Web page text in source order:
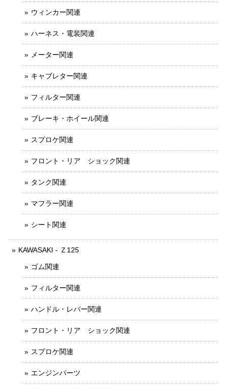
ウィンカー関連
ハーネス・電装関連
メーター関連
キャブレター関連
フィルター関連
ブレーキ・ホイール関連
スプロケ関連
フロント・リア ショック関連
タンク関連
マフラー関連
シート関連
KAWASAKI - Ｚ125
ゴム関連
フィルター関連
ハンドル・レバー関連
フロント・リア ショック関連
スプロケ関連
エンジンパーツ